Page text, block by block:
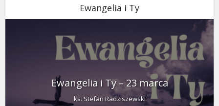
Ewangelia i Ty
Ewangelia i Ty – 23 marca
ks. Stefan Radziszewski